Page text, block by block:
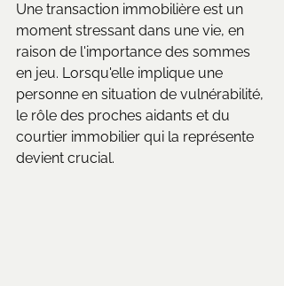
Une transaction immobilière est un
moment stressant dans une vie, en
raison de l'importance des sommes
en jeu. Lorsqu'elle implique une
personne en situation de vulnérabilité,
le rôle des proches aidants et du
courtier immobilier qui la représente
devient crucial.